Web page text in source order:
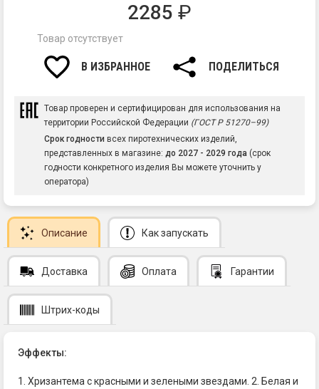
2285 ₽
Товар отсутствует
В ИЗБРАННОЕ ПОДЕЛИТЬСЯ
Товар проверен и сертифицирован для использования на
территории Российской Федерации (ГОСТ Р 51270–99)
Срок годности всех пиротехнических изделий,
представленных в магазине: до 2027 - 2029 года (срок
годности конкретного изделия Вы можете уточнить у
оператора)
Описание Как запускать
Доставка Оплата Гарантии
Штрих-коды
Эффекты:
1. Хризантема с красными и зелеными звездами. 2. Белая и